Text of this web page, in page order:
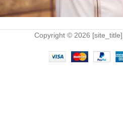
Copyright © 2026